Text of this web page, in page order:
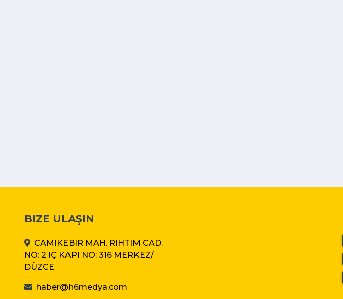
BIZE ULAŞIN
CAMIKEBIR MAH. RIHTIM CAD.
NO: 2 IÇ KAPI NO: 316 MERKEZ/
DÜZCE
haber@h6medya.com